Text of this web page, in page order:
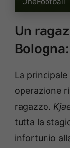
Un
La
operazione
ragazzo.
tutta la
infortunio